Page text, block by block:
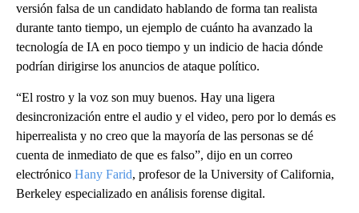
versión falsa de un candidato hablando de forma tan realista
durante tanto tiempo, un ejemplo de cuánto ha avanzado la
tecnología de IA en poco tiempo y un indicio de hacia dónde
podrían dirigirse los anuncios de ataque político.
“El rostro y la voz son muy buenos. Hay una ligera
desincronización entre el audio y el video, pero por lo demás es
hiperrealista y no creo que la mayoría de las personas se dé
cuenta de inmediato de que es falso”, dijo en un correo
electrónico Hany Farid, profesor de la University of California,
Berkeley especializado en análisis forense digital.